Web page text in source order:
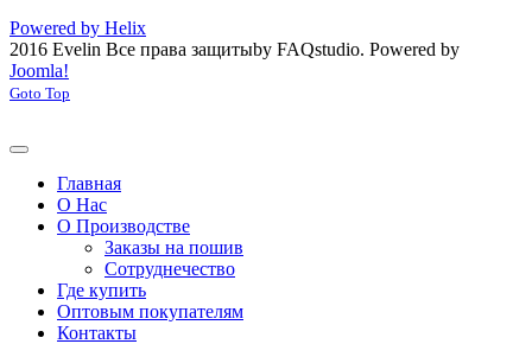
Powered by Helix
2016 Evelin Все права защитыby FAQstudio. Powered by
Joomla!
Goto Top
Главная
О Нас
О Производстве
Заказы на пошив
Сотруднечество
Где купить
Оптовым покупателям
Контакты